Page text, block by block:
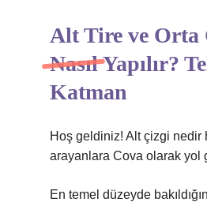
Alt Tire ve Orta
Nasıl Yapılır?
Katman
Hoş geldiniz! Alt çizgi nedir
arayanlara Cova olarak yol
En temel düzeyde